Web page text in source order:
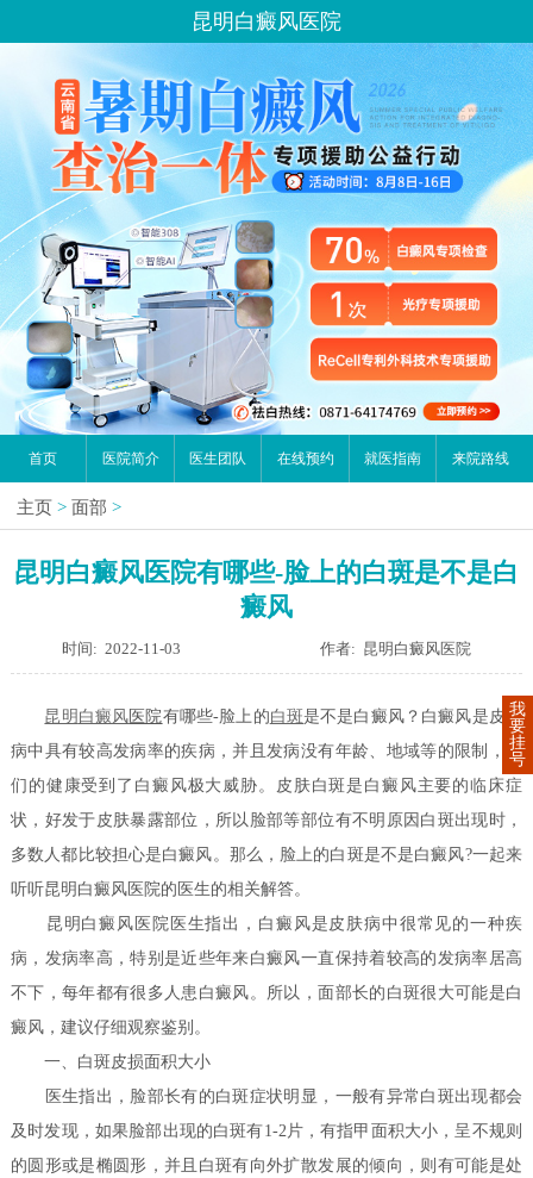
昆明白癜风医院
首页 医院简介 医生团队 在线预约 就医指南 来院路线
主页 > 面部 >
昆明白癜风医院有哪些-脸上的白斑是不是白
癜风
时间: 2022-11-03 作者: 昆明白癜风医院
昆明 白癜风 医院有哪些-脸上的白斑是不是白癜风？白癜风是皮肤
病中具有较高发病率的疾病，并且发病没有年龄、地域等的限制，人
们的健康受到了白癜风极大威胁。皮肤白斑是白癜风主要的临床症
状，好发于皮肤暴露部位，所以脸部等部位有不明原因白斑出现时，
多数人都比较担心是白癜风。那么，脸上的白斑是不是白癜风?一起来
听听昆明白癜风医院的医生的相关解答。
昆明白癜风医院医生指出，白癜风是皮肤病中很常见的一种疾
病，发病率高，特别是近些年来白癜风一直保持着较高的发病率居高
不下，每年都有很多人患白癜风。所以，面部长的白斑很大可能是白
癜风，建议仔细观察鉴别。
一、白斑皮损面积大小
医生指出，脸部长有的白斑症状明显，一般有异常白斑出现都会
及时发现，如果脸部出现的白斑有1-2片，有指甲面积大小，呈不规则
的圆形或是椭圆形，并且白斑有向外扩散发展的倾向，则有可能是处
我
要
挂
号